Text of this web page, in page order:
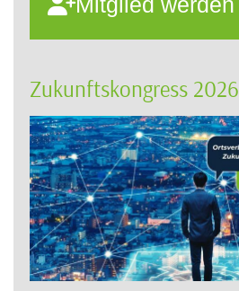
Zukunftskongress 2026